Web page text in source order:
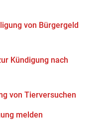
von Bürgergeld
Kündigung nach
von Tierversuchen
melden